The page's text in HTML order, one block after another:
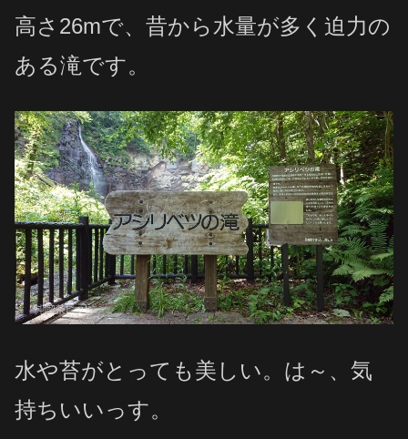
高さ26mで、昔から水量が多く迫力の
ある滝です。
水や苔がとっても美しい。は～、気
持ちいいっす。